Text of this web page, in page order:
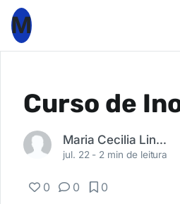
M
Curso de
Maria Cecilia Lino Liberato
jul. 22 - 2 min de leitura
0 0 0